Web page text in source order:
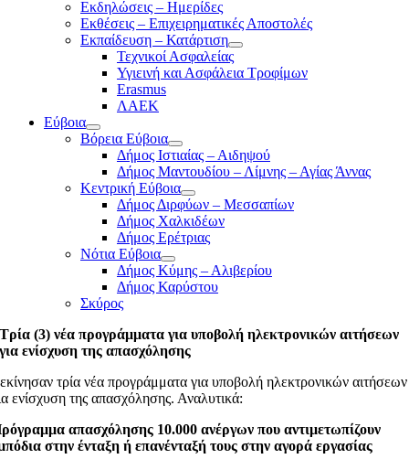
Εκδηλώσεις – Ημερίδες
Εκθέσεις – Επιχειρηματικές Αποστολές
Εκπαίδευση – Κατάρτιση
Τεχνικοί Ασφαλείας
Υγιεινή και Ασφάλεια Τροφίμων
Erasmus
ΛΑΕΚ
Εύβοια
Βόρεια Εύβοια
Δήμος Ιστιαίας – Αιδηψού
Δήμος Μαντουδίου – Λίμνης – Αγίας Άννας
Κεντρική Εύβοια
Δήμος Διρφύων – Μεσσαπίων
Δήμος Χαλκιδέων
Δήμος Ερέτριας
Νότια Εύβοια
Δήμος Κύμης – Αλιβερίου
Δήμος Καρύστου
Σκύρος
Τρία (3) νέα προγράμματα για υποβολή ηλεκτρονικών αιτήσεων
για ενίσχυση της απασχόλησης
τρία νέα προγράμματα για υποβολή ηλεκτρονικών αιτήσεων
ενίσχυση της απασχόλησης. Αναλυτικά:
απασχόλησης 10.000 ανέργων που αντιμετωπίζουν
στην ένταξη ή επανένταξή τους στην αγορά εργασίας